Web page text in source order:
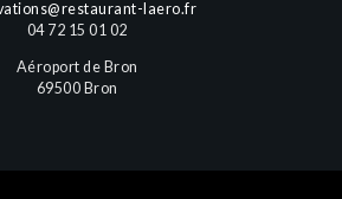
laero.fr
04 72 15 01 02
Aéroport de Bron
69500 Bron